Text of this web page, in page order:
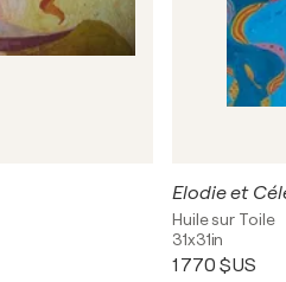
Elodie et
Huile sur Toile
31x31in
1 770 $US